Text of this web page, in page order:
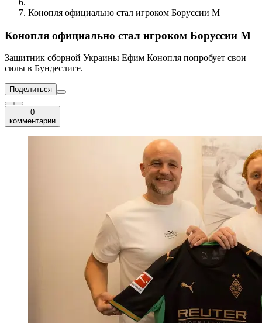
Конопля официально стал игроком Боруссии М
Конопля официально стал игроком Боруссии М
Защитник сборной Украины Ефим Конопля попробует свои
силы в Бундеслиге.
Поделиться
0
комментарии